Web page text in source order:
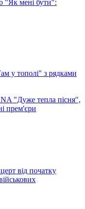
"Як мені бути":
у тополі" з рядками
"Дуже тепла пісня",
прем'єри
від початку